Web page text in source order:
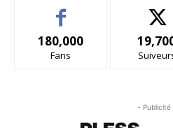
180,000
Fans
- Publicité